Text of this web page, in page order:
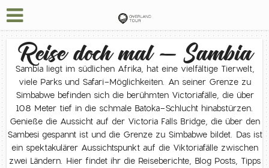
Reise doch mal – Sambia
Sambia liegt im südlichen Afrika, hat eine vielfältige Tierwelt,
viele Parks und Safari-Möglichkeiten. An seiner Grenze zu
Simbabwe befinden sich die berühmten Victoriafälle, die über
108 Meter tief in die schmale Batoka-Schlucht hinabstürzen.
Genieße die Aussicht auf der Victoria Falls Bridge, die über den
Sambesi gespannt ist und die Grenze zu Simbabwe bildet. Das ist
ein spektakulärer Aussichtspunkt auf die Viktoriafälle zwischen
zwei Ländern. Hier findet ihr die Reiseberichte, Blog Posts, Tipps